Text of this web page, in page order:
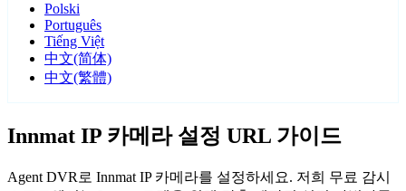
Polski
Português
Tiếng Việt
中文(简体)
中文(繁體)
Innmat IP 카메라 설정 URL 가이드
Agent DVR로 Innmat IP 카메라를 설정하세요. 저희 무료 감시